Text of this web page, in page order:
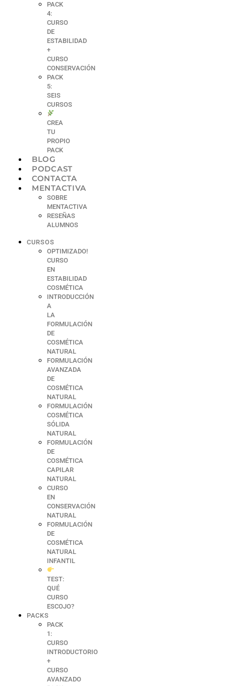
PACK
4:
CURSO
DE
ESTABILIDAD
+
CURSO
CONSERVACIÓN
PACK
5:
SEIS
CURSOS
CREA
TU
PROPIO
PACK
BLOG
PODCAST
CONTACTA
MENTACTIVA
SOBRE
MENTACTIVA
RESEÑAS
ALUMNOS
CURSOS
OPTIMIZADO!
CURSO
EN
ESTABILIDAD
COSMÉTICA
INTRODUCCIÓN
A
LA
FORMULACIÓN
DE
COSMÉTICA
NATURAL
FORMULACIÓN
AVANZADA
DE
COSMÉTICA
NATURAL
FORMULACIÓN
COSMÉTICA
SÓLIDA
NATURAL
FORMULACIÓN
DE
COSMÉTICA
CAPILAR
NATURAL
CURSO
EN
CONSERVACIÓN
NATURAL
FORMULACIÓN
DE
COSMÉTICA
NATURAL
INFANTIL
TEST:
QUÉ
CURSO
ESCOJO?
PACKS
PACK
1:
CURSO
INTRODUCTORIO
+
CURSO
AVANZADO